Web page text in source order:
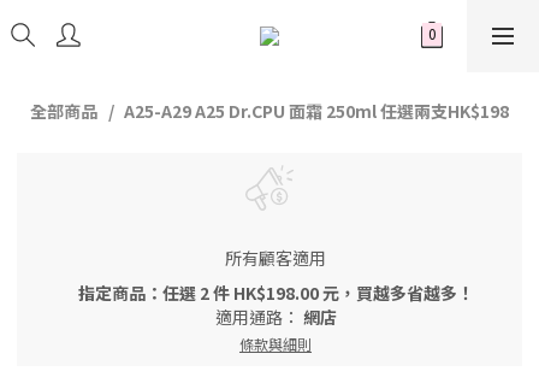
全部商品 A25-A29 A25 Dr.CPU 面霜 250ml 任選兩支HK$198
所有顧客適用
指定商品：任選 2 件 HK$198.00 元，買越多省越多！
適用通路： 網店
條款與細則